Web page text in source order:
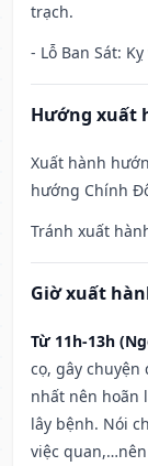
trạch.
- Lỗ Ban Sát:
Hướng xuất
Xuất hành
hướng Chính
Tránh xuất
Giờ xuất
Từ 11h-13h
cọ, gây
nhất nên hoãn
lây bệnh. Nói
việc